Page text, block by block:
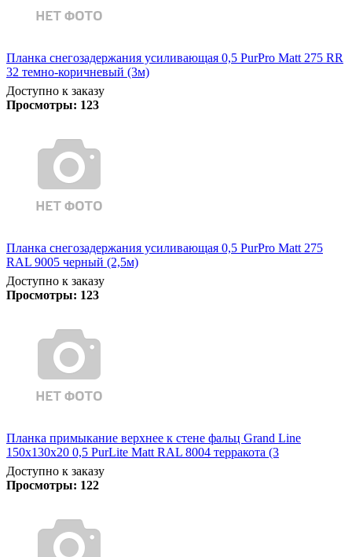
Планка снегозадержания усиливающая 0,5 PurPro Matt 275 RR
32 темно-коричневый (3м)
Доступно к заказу
Просмотры: 123
Планка снегозадержания усиливающая 0,5 PurPro Matt 275
RAL 9005 черный (2,5м)
Доступно к заказу
Просмотры: 123
Планка примыкание верхнее к стене фальц Grand Line
150х130х20 0,5 PurLite Matt RAL 8004 терракота (3
Доступно к заказу
Просмотры: 122